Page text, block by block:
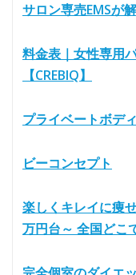
サロン専売EMSが
料金表｜女性専用
【CREBIQ】
プライベートボデ
ビーコンセプト
楽しくキレイに痩
万円台～ 全国どこ